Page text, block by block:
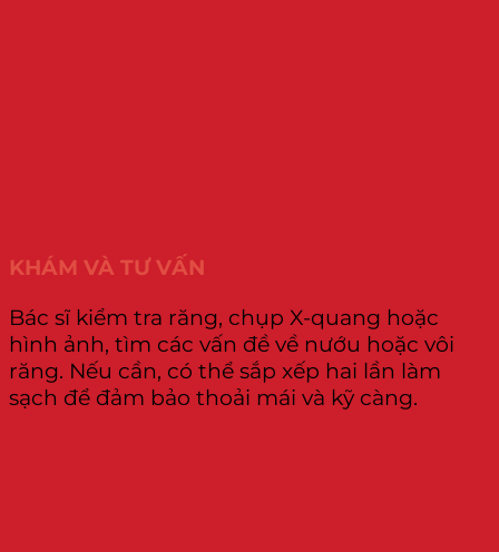
KHÁM VÀ TƯ VẤN
Bác sĩ kiểm tra răng, chụp X-quang hoặc
hình ảnh, tìm các vấn đề về nướu hoặc vôi
răng. Nếu cần, có thể sắp xếp hai lần làm
sạch để đảm bảo thoải mái và kỹ càng.